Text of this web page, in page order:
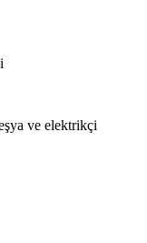
ve elektrikçi